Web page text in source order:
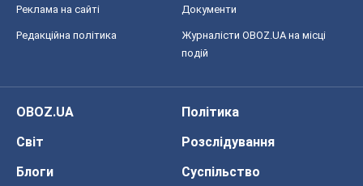
Реклама на сайті Документи
Редакційна політика
Журналісти OBOZ.UA на місці
подій
OBOZ.UA
Політика
Світ
Розслідування
Блоги
Суспільство